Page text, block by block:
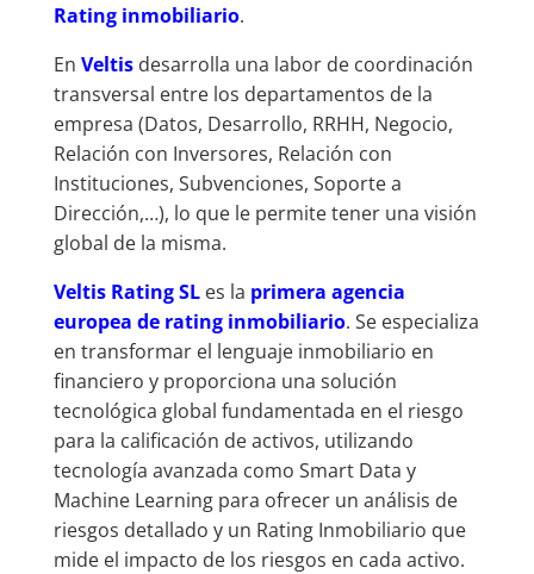
Rating inmobiliario.
En Veltis desarrolla una labor de coordinación
transversal entre los departamentos de la
empresa (Datos, Desarrollo, RRHH, Negocio,
Relación con Inversores, Relación con
Instituciones, Subvenciones, Soporte a
Dirección,…), lo que le permite tener una visión
global de la misma.
Veltis Rating SLes la primera agencia
europea de rating inmobiliario. Se especializa
en transformar el lenguaje inmobiliario en
financiero y proporciona una solución
tecnológica global fundamentada en el riesgo
para la calificación de activos, utilizando
tecnología avanzada como Smart Data y
Machine Learning para ofrecer un análisis de
riesgos detallado y un Rating Inmobiliario que
mide el impacto de los riesgos en cada activo.